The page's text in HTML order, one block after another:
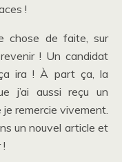
!
chose de faite, sur
! Un candidat
ira ! À part ça, la
j’ai aussi reçu un
remercie vivement.
un nouvel article et